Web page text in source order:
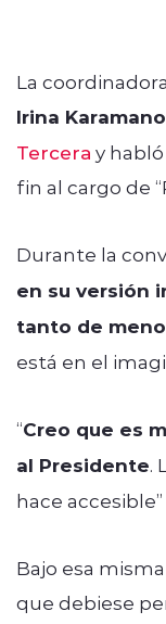
La
Irina
Tercera y
fin al cargo de
Durante la
en su versión
tanto de
está en el
“Creo que es
al Presidente.
hace
Bajo esa
que debiese